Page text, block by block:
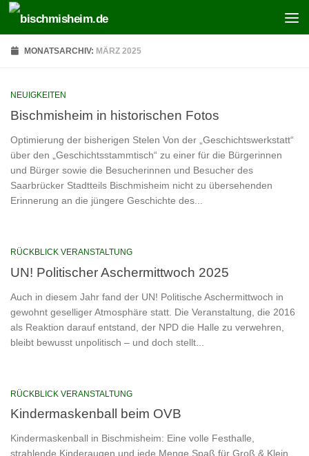
Zum Inhalt springen
MONATSARCHIV: MÄRZ 2025
NEUIGKEITEN
Bischmisheim in historischen Fotos
Optimierung der bisherigen Stelen Von der „Geschichtswerkstatt“
über den „Geschichtsstammtisch“ zu einer für die Bürgerinnen
und Bürger sowie die Besucherinnen und Besucher des
Saarbrücker Stadtteils Bischmisheim nicht zu übersehenden
Erinnerung an die jüngere Geschichte des...
RÜCKBLICK VERANSTALTUNG
UN! Politischer Aschermittwoch 2025
Auch in diesem Jahr fand der UN! Politische Aschermittwoch in
gewohnt geselliger Atmosphäre statt. Die Veranstaltung, die 2016
als Reaktion darauf entstand, der NPD die Halle zu verwehren,
bleibt bewusst unpolitisch – und doch stellt...
RÜCKBLICK VERANSTALTUNG
Kindermaskenball beim OVB
Kindermaskenball in Bischmisheim: Eine volle Festhalle,
strahlende Kinderaugen und jede Menge Spaß für Groß & Klein